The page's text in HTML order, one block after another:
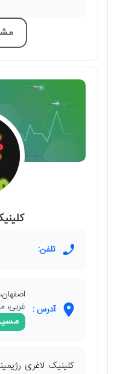
تلفن:
آدرس :
کلینیک لاغری